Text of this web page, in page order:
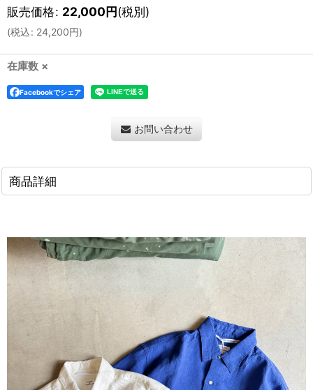
販売価格: 22,000円(税別)
(税込: 24,200円)
在庫数 ×
Facebookでシェア
お問い合わせ
商品詳細